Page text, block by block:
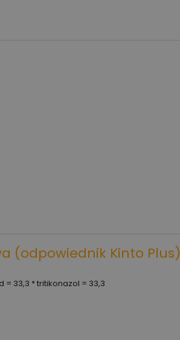
(odpowiednik Kinto Plus)
= 33,3 * tritikonazol = 33,3